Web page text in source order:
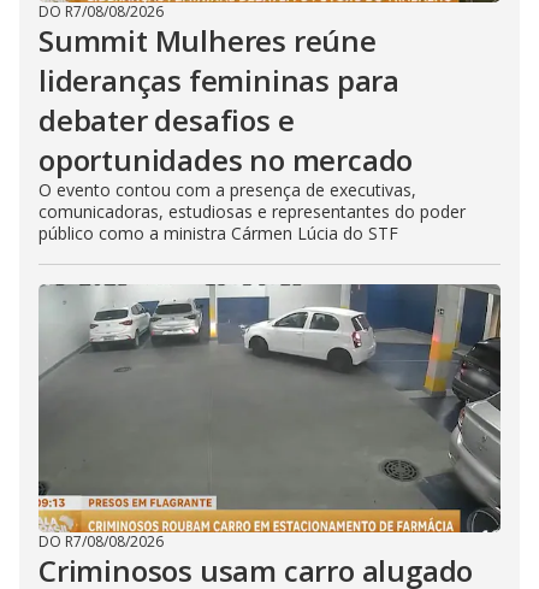
DO R7/08/08/2026
Summit Mulheres reúne
lideranças femininas para
debater desafios e
oportunidades no mercado
O evento contou com a presença de executivas,
comunicadoras, estudiosas e representantes do poder
público como a ministra Cármen Lúcia do STF
DO R7/08/08/2026
Criminosos usam carro alugado